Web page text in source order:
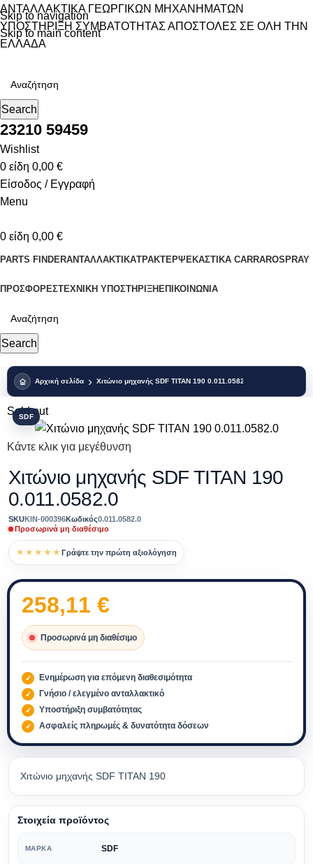
Skip to navigation
Skip to main content
ΑΝΤΑΛΛΑΚΤΙΚΑ ΓΕΩΡΓΙΚΩΝ ΜΗΧΑΝΗΜΑΤΩΝ
ΥΠΟΣΤΗΡΙΞΗ ΣΥΜΒΑΤΟΤΗΤΑΣ ΑΠΟΣΤΟΛΕΣ ΣΕ ΟΛΗ ΤΗΝ
ΕΛΛΑΔΑ
Search
23210 59459
Wishlist
0 είδη 0,00 €
Είσοδος / Εγγραφή
Menu
0 είδη 0,00 €
PARTS FINDERΑΝΤΑΛΛΑΚΤΙΚΑΤΡΑΚΤΕΡΨΕΚΑΣΤΙΚΑ CARRAROSPRAY
ΠΡΟΣΦΟΡΕΣΤΕΧΝΙΚΗ ΥΠΟΣΤΗΡΙΞΗ ΕΠΙΚΟΙΝΩΝΙΑ
Search
Αρχική σελίδα Χιτώνιο μηχανής SDF TITAN 190 0.011.0582.0
SDF
Sold out
Κάντε κλικ για μεγέθυνση
Χιτώνιο μηχανής SDF TITAN 190
0.011.0582.0
SKUKIN-000396Κωδικός0.011.0582.0
Προσωρινά μη διαθέσιμο
★★★★★Γράψτε την πρώτη αξιολόγηση
Χιτώνιο μηχανής SDF TITAN 190
Στοιχεία προϊόντος
ΜΆΡΚΑ SDF
258,11 €
Προσωρινά μη διαθέσιμο
Ενημέρωση για επόμενη διαθεσιμότητα
Γνήσιο / ελεγμένο ανταλλακτικό
Υποστήριξη συμβατότητας
Ασφαλείς πληρωμές & δυνατότητα δόσεων